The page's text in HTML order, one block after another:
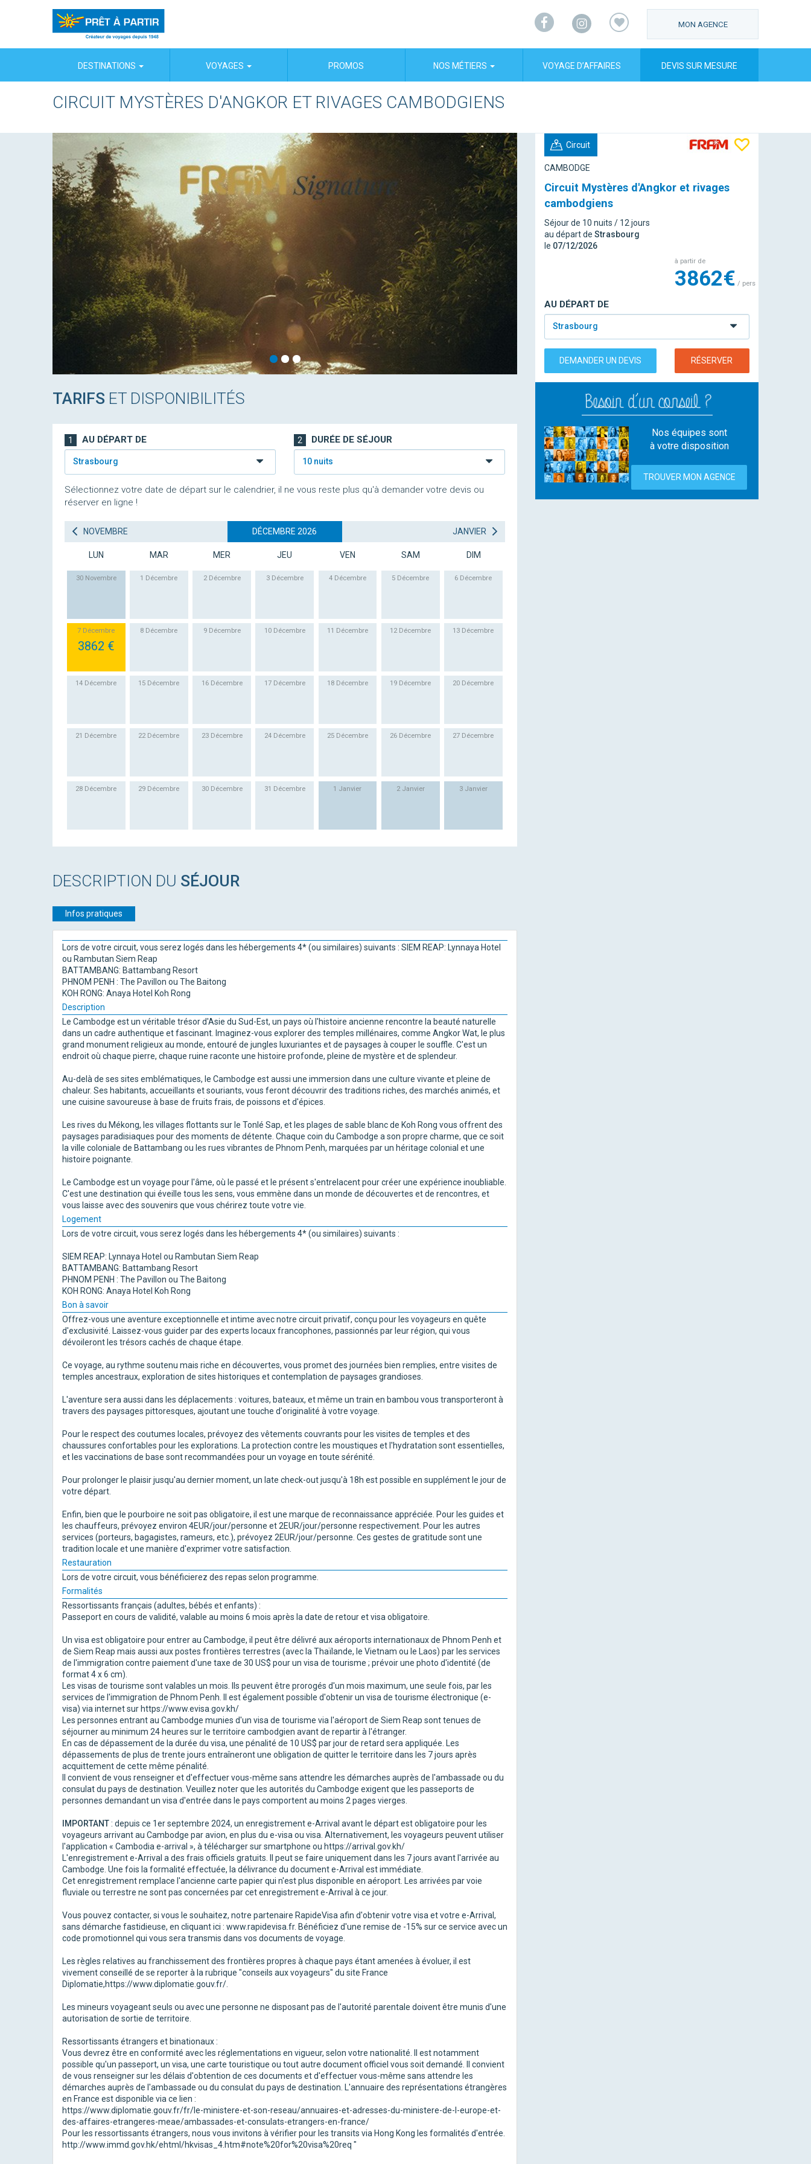
Facebook
Instagram
MON AGENCE
DESTINATIONS VOYAGES PROMOS NOS MÉTIERS VOYAGE D’AFFAIRES DEVIS SUR MESURE
CIRCUIT MYSTÈRES D'ANGKOR ET RIVAGES CAMBODGIENS
Circuit
CAMBODGE
Circuit Mystères d'Angkor et rivages
cambodgiens
Séjour de 10 nuits / 12 jours
au départ deStrasbourg
le 07/12/2026
à partir de
3862€ / pers
AU DÉPART DE
Strasbourg
DEMANDER UN DEVIS RÉSERVER
Nos équipes sont
à votre disposition
TROUVER MON AGENCE
TARIFS ET DISPONIBILITÉS
1 AU DÉPART DE
Strasbourg
2 DURÉE DE SÉJOUR
10 nuits
Sélectionnez votre date de départ sur le calendrier, il ne vous reste plus qu'à demander votre devis ou
réserver en ligne !
NOVEMBRE DÉCEMBRE 2026 JANVIER
LUN MAR MER JEU VEN SAM DIM
30 Novembre 1 Décembre 2 Décembre 3 Décembre 4 Décembre 5 Décembre 6 Décembre
7 Décembre
3862 €
8 Décembre 9 Décembre 10 Décembre 11 Décembre 12 Décembre 13 Décembre
14 Décembre 15 Décembre 16 Décembre 17 Décembre 18 Décembre 19 Décembre 20 Décembre
21 Décembre 22 Décembre 23 Décembre 24 Décembre 25 Décembre 26 Décembre 27 Décembre
28 Décembre 29 Décembre 30 Décembre 31 Décembre 1 Janvier 2 Janvier 3 Janvier
DESCRIPTION DU SÉJOUR
Infos pratiques
Lors de votre circuit, vous serez logés dans les hébergements 4* (ou similaires) suivants : SIEM REAP: Lynnaya Hotel
ou Rambutan Siem Reap
BATTAMBANG: Battambang Resort
PHNOM PENH : The Pavillon ou The Baitong
KOH RONG: Anaya Hotel Koh Rong
Description
Le Cambodge est un véritable trésor d'Asie du Sud-Est, un pays où l'histoire ancienne rencontre la beauté naturelle
dans un cadre authentique et fascinant. Imaginez-vous explorer des temples millénaires, comme Angkor Wat, le plus
grand monument religieux au monde, entouré de jungles luxuriantes et de paysages à couper le souffle. C'est un
endroit où chaque pierre, chaque ruine raconte une histoire profonde, pleine de mystère et de splendeur.
Au-delà de ses sites emblématiques, le Cambodge est aussi une immersion dans une culture vivante et pleine de
chaleur. Ses habitants, accueillants et souriants, vous feront découvrir des traditions riches, des marchés animés, et
une cuisine savoureuse à base de fruits frais, de poissons et d'épices.
Les rives du Mékong, les villages flottants sur le Tonlé Sap, et les plages de sable blanc de Koh Rong vous offrent des
paysages paradisiaques pour des moments de détente. Chaque coin du Cambodge a son propre charme, que ce soit
la ville coloniale de Battambang ou les rues vibrantes de Phnom Penh, marquées par un héritage colonial et une
histoire poignante.
Le Cambodge est un voyage pour l'âme, où le passé et le présent s'entrelacent pour créer une expérience inoubliable.
C'est une destination qui éveille tous les sens, vous emmène dans un monde de découvertes et de rencontres, et
vous laisse avec des souvenirs que vous chérirez toute votre vie.
Logement
Lors de votre circuit, vous serez logés dans les hébergements 4* (ou similaires) suivants :
SIEM REAP: Lynnaya Hotel ou Rambutan Siem Reap
BATTAMBANG: Battambang Resort
PHNOM PENH : The Pavillon ou The Baitong
KOH RONG: Anaya Hotel Koh Rong
Bon à savoir
Offrez-vous une aventure exceptionnelle et intime avec notre circuit privatif, conçu pour les voyageurs en quête
d'exclusivité. Laissez-vous guider par des experts locaux francophones, passionnés par leur région, qui vous
dévoileront les trésors cachés de chaque étape.
Ce voyage, au rythme soutenu mais riche en découvertes, vous promet des journées bien remplies, entre visites de
temples ancestraux, exploration de sites historiques et contemplation de paysages grandioses.
L'aventure sera aussi dans les déplacements : voitures, bateaux, et même un train en bambou vous transporteront à
travers des paysages pittoresques, ajoutant une touche d'originalité à votre voyage.
Pour le respect des coutumes locales, prévoyez des vêtements couvrants pour les visites de temples et des
chaussures confortables pour les explorations. La protection contre les moustiques et l'hydratation sont essentielles,
et les vaccinations de base sont recommandées pour un voyage en toute sérénité.
Pour prolonger le plaisir jusqu'au dernier moment, un late check-out jusqu'à 18h est possible en supplément le jour de
votre départ.
Enfin, bien que le pourboire ne soit pas obligatoire, il est une marque de reconnaissance appréciée. Pour les guides et
les chauffeurs, prévoyez environ 4EUR/jour/personne et 2EUR/jour/personne respectivement. Pour les autres
services (porteurs, bagagistes, rameurs, etc.), prévoyez 2EUR/jour/personne. Ces gestes de gratitude sont une
tradition locale et une manière d'exprimer votre satisfaction.
Restauration
Lors de votre circuit, vous bénéficierez des repas selon programme.
Formalités
Ressortissants français (adultes, bébés et enfants) :
Passeport en cours de validité, valable au moins 6 mois après la date de retour et visa obligatoire.
Un visa est obligatoire pour entrer au Cambodge, il peut être délivré aux aéroports internationaux de Phnom Penh et
de Siem Reap mais aussi aux postes frontières terrestres (avec la Thaïlande, le Vietnam ou le Laos) par les services
de l'immigration contre paiement d'une taxe de 30 US$ pour un visa de tourisme ; prévoir une photo d'identité (de
format 4 x 6 cm).
Les visas de tourisme sont valables un mois. Ils peuvent être prorogés d'un mois maximum, une seule fois, par les
services de l'immigration de Phnom Penh. Il est également possible d'obtenir un visa de tourisme électronique (e-
visa) via internet sur https://www.evisa.gov.kh/
Les personnes entrant au Cambodge munies d'un visa de tourisme via l'aéroport de Siem Reap sont tenues de
séjourner au minimum 24 heures sur le territoire cambodgien avant de repartir à l'étranger.
En cas de dépassement de la durée du visa, une pénalité de 10 US$ par jour de retard sera appliquée. Les
dépassements de plus de trente jours entraîneront une obligation de quitter le territoire dans les 7 jours après
acquittement de cette même pénalité.
Il convient de vous renseigner et d'effectuer vous-même sans attendre les démarches auprès de l'ambassade ou du
consulat du pays de destination. Veuillez noter que les autorités du Cambodge exigent que les passeports de
personnes demandant un visa d'entrée dans le pays comportent au moins 2 pages vierges.
IMPORTANT: depuis ce 1er septembre 2024, un enregistrement e-Arrival avant le départ est obligatoire pour les
voyageurs arrivant au Cambodge par avion, en plus du e-visa ou visa. Alternativement, les voyageurs peuvent utiliser
l'application « Cambodia e-arrival », à télécharger sur smartphone ou https://arrival.gov.kh/
L'enregistrement e-Arrival a des frais officiels gratuits. Il peut se faire uniquement dans les 7 jours avant l'arrivée au
Cambodge. Une fois la formalité effectuée, la délivrance du document e-Arrival est immédiate.
Cet enregistrement remplace l'ancienne carte papier qui n'est plus disponible en aéroport. Les arrivées par voie
fluviale ou terrestre ne sont pas concernées par cet enregistrement e-Arrival à ce jour.
Vous pouvez contacter, si vous le souhaitez, notre partenaire RapideVisa afin d'obtenir votre visa et votre e-Arrival,
sans démarche fastidieuse, en cliquant ici : www.rapidevisa.fr. Bénéficiez d'une remise de -15% sur ce service avec un
code promotionnel qui vous sera transmis dans vos documents de voyage.
Les règles relatives au franchissement des frontières propres à chaque pays étant amenées à évoluer, il est
vivement conseillé de se reporter à la rubrique "conseils aux voyageurs" du site France
Diplomatie,https://www.diplomatie.gouv.fr/.
Les mineurs voyageant seuls ou avec une personne ne disposant pas de l'autorité parentale doivent être munis d'une
autorisation de sortie de territoire.
Ressortissants étrangers et binationaux :
Vous devrez être en conformité avec les réglementations en vigueur, selon votre nationalité. Il est notamment
possible qu'un passeport, un visa, une carte touristique ou tout autre document officiel vous soit demandé. Il convient
de vous renseigner sur les délais d'obtention de ces documents et d'effectuer vous-même sans attendre les
démarches auprès de l'ambassade ou du consulat du pays de destination. L'annuaire des représentations étrangères
en France est disponible via ce lien :
https://www.diplomatie.gouv.fr/fr/le-ministere-et-son-reseau/annuaires-et-adresses-du-ministere-de-l-europe-et-
des-affaires-etrangeres-meae/ambassades-et-consulats-etrangers-en-france/
Pour les ressortissants étrangers, nous vous invitons à vérifier pour les transits via Hong Kong les formalités d'entrée.
http://www.immd.gov.hk/ehtml/hkvisas_4.htm#note%20for%20visa%20req "